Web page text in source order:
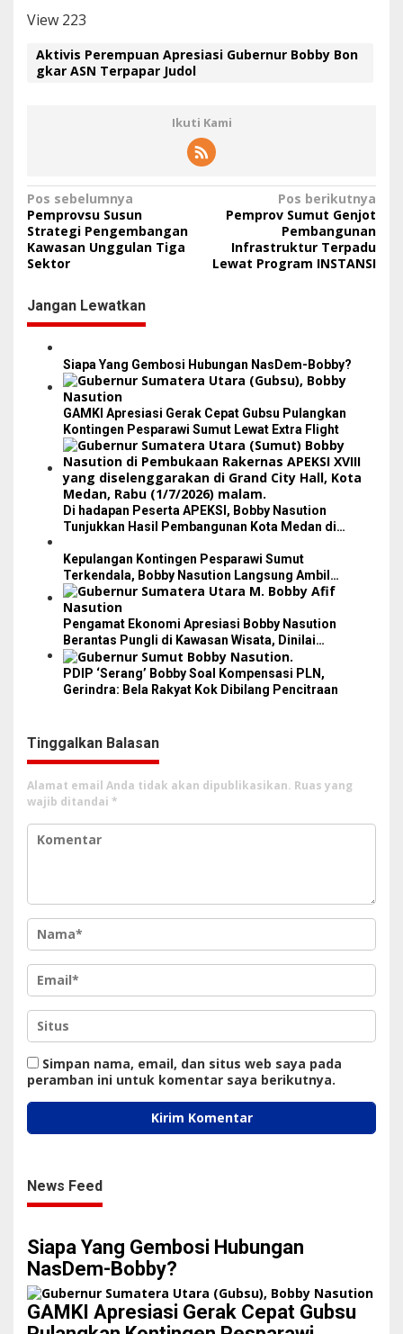
View 223
Aktivis Perempuan Apresiasi Gubernur Bobby Bon
gkar ASN Terpapar Judol
Ikuti Kami
N
a
v
g
a
Pos sebelumnya
Pemprovsu Susun
Strategi Pengembangan
Kawasan Unggulan Tiga
Sektor
Pos berikutnya
Pemprov Sumut Genjot
Pembangunan
Infrastruktur Terpadu
Lewat Program INSTANSI
Jangan Lewatkan
Siapa Yang Gembosi Hubungan NasDem-Bobby?
GAMKI Apresiasi Gerak Cepat Gubsu Pulangkan
Kontingen Pesparawi Sumut Lewat Extra Flight
Di hadapan Peserta APEKSI, Bobby Nasution
Tunjukkan Hasil Pembangunan Kota Medan di
Kepulangan Kontingen Pesparawi Sumut
Terkendala, Bobby Nasution Langsung Ambil
Langkah
Pengamat Ekonomi Apresiasi Bobby Nasution
Berantas Pungli di Kawasan Wisata, Dinilai
Dongkrak PAD dan Citra Pariwisata Sumut
PDIP ‘Serang’ Bobby Soal Kompensasi PLN,
Gerindra: Bela Rakyat Kok Dibilang Pencitraan
Tinggalkan Balasan
Alamat email Anda tidak akan dipublikasikan. Ruas yang
wajib ditandai *
Simpan nama, email, dan situs web saya pada
peramban ini untuk komentar saya berikutnya.
News Feed
Siapa Yang Gembosi Hubungan
NasDem-Bobby?
GAMKI Apresiasi Gerak Cepat Gubsu